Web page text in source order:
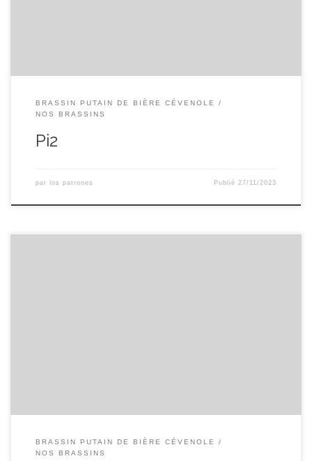
BRASSIN PUTAIN DE BIÈRE CÉVENOLE
NOS BRASSINS
Pi2
par los patrones Publié27/11/2023
BRASSIN PUTAIN DE BIÈRE CÉVENOLE
NOS BRASSINS